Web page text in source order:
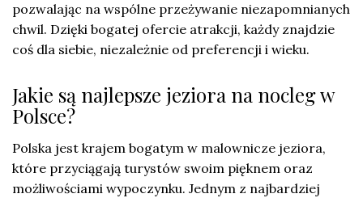
pozwalając na wspólne przeżywanie niezapomnianych
chwil. Dzięki bogatej ofercie atrakcji, każdy znajdzie
coś dla siebie, niezależnie od preferencji i wieku.
Jakie są najlepsze jeziora na nocleg w
Polsce?
Polska jest krajem bogatym w malownicze jeziora,
które przyciągają turystów swoim pięknem oraz
możliwościami wypoczynku. Jednym z najbardziej